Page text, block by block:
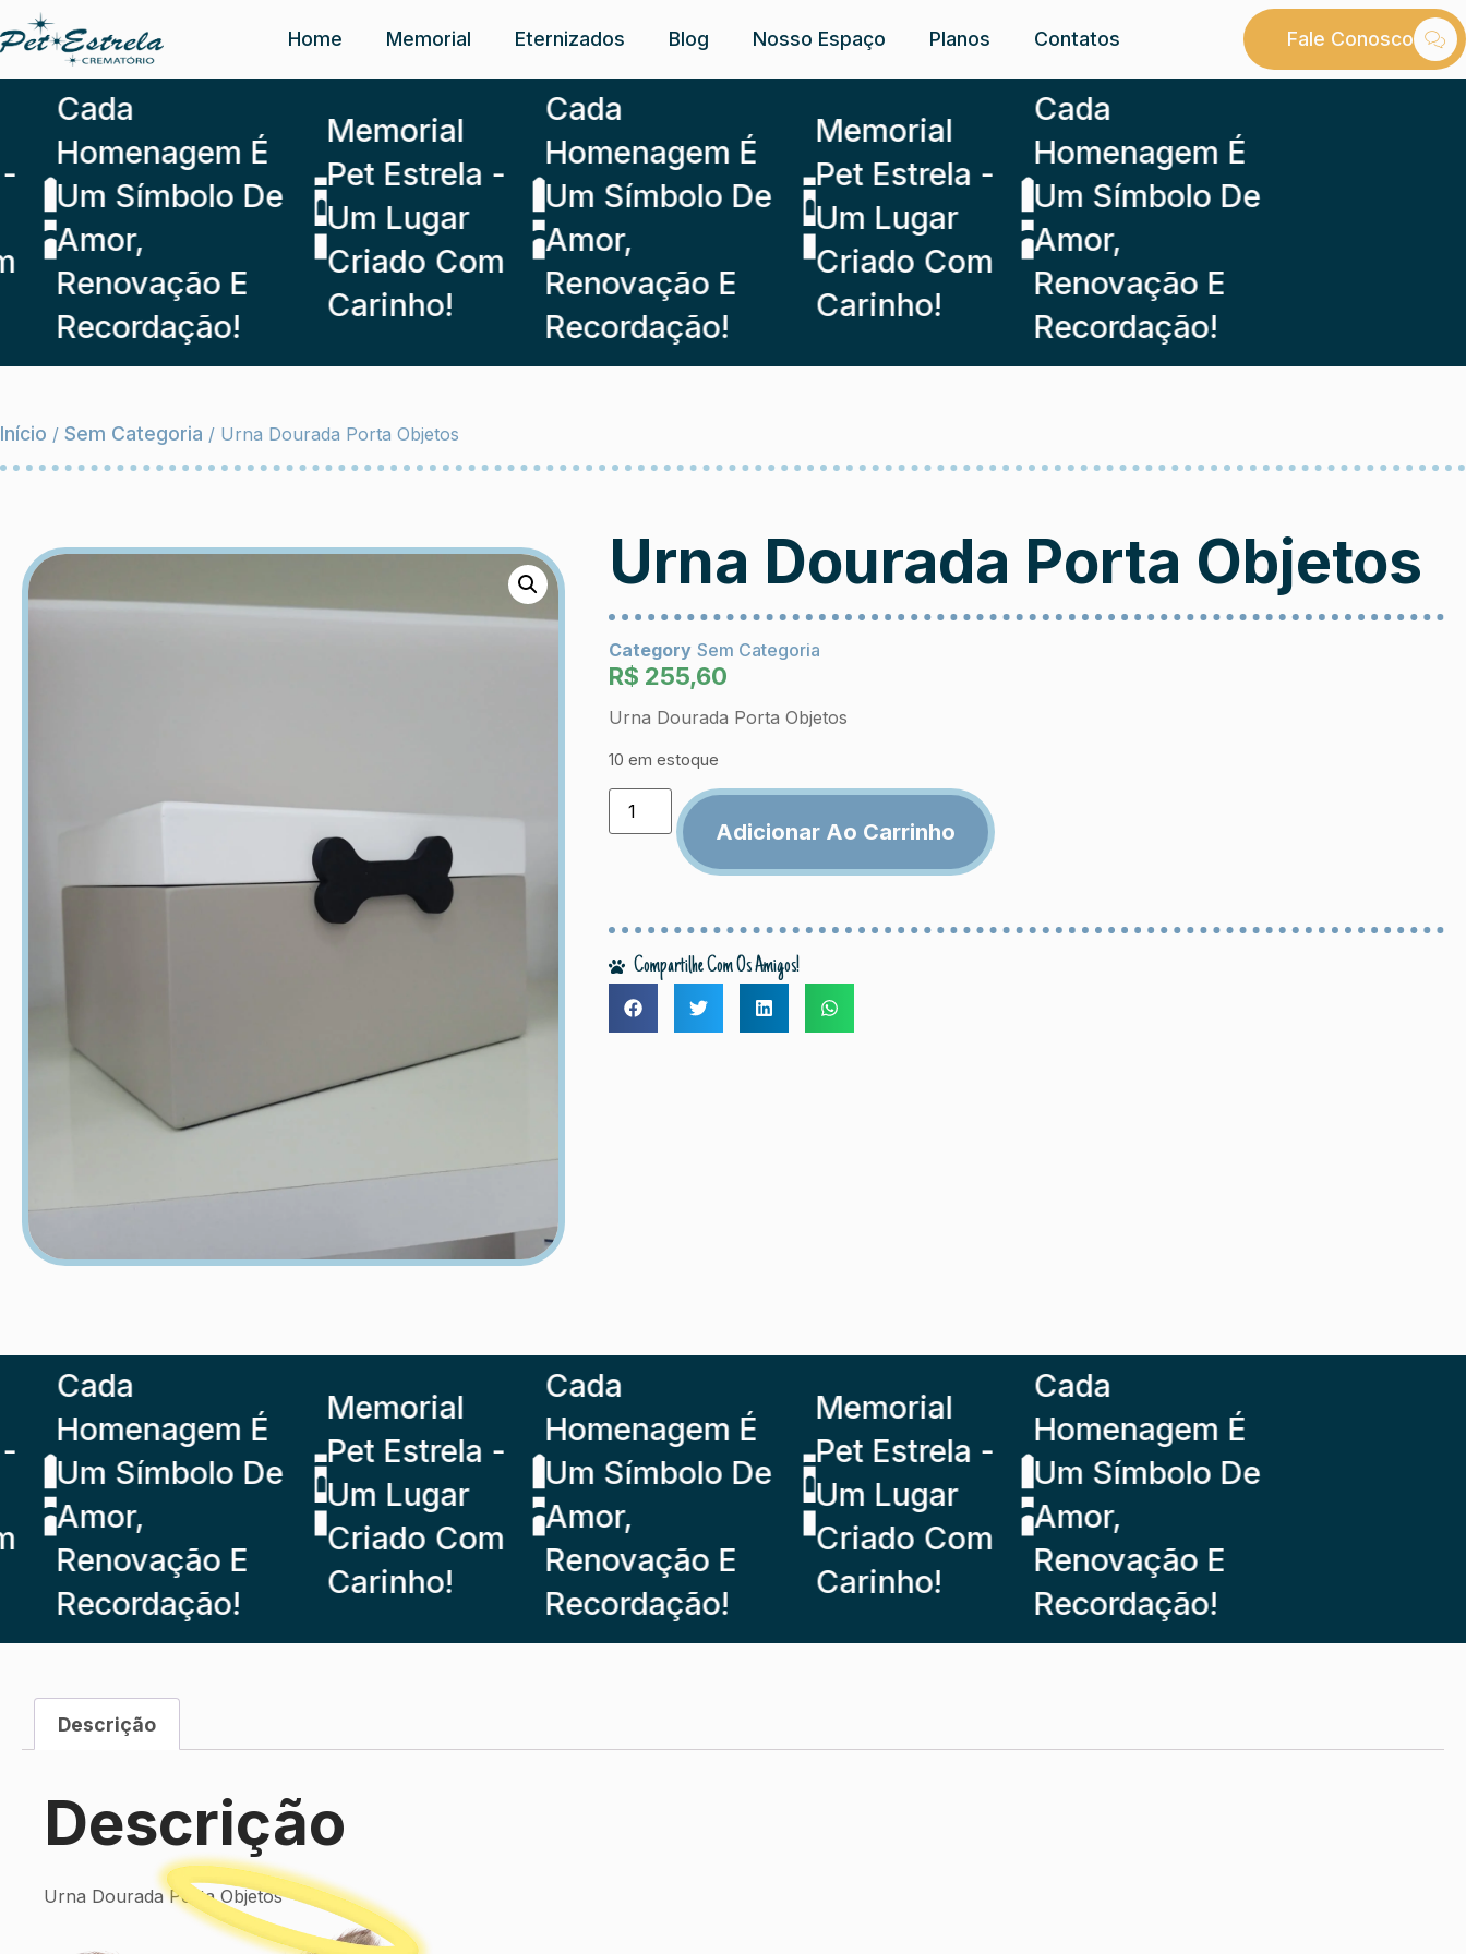
Home Memorial Eternizados Blog Nosso Espaço Planos Contatos Fale Conosco
Cada
Homenagem É
Um Símbolo De
Amor,
Renovação E
Recordação!
Memorial
Pet Estrela -
Um Lugar
Criado Com
Carinho!
Cada
Homenagem É
Um Símbolo De
Amor,
Renovação E
Recordação!
Memorial
Pet Estrela -
Um Lugar
Criado Com
Carinho!
Cada
Homenagem É
Um Símbolo De
Amor,
Renovação E
Recordação!
Início / Sem Categoria / Urna Dourada Porta Objetos
Urna Dourada Porta Objetos
Category Sem Categoria
R$ 255,60
Urna Dourada Porta Objetos
10 em estoque
Adicionar Ao Carrinho
Compartilhe Com Os Amigos!
Cada
Homenagem É
Um Símbolo De
Amor,
Renovação E
Recordação!
Memorial
Pet Estrela -
Um Lugar
Criado Com
Carinho!
Cada
Homenagem É
Um Símbolo De
Amor,
Renovação E
Recordação!
Memorial
Pet Estrela -
Um Lugar
Criado Com
Carinho!
Cada
Homenagem É
Um Símbolo De
Amor,
Renovação E
Recordação!
Descrição
Descrição
Urna Dourada Porta Objetos